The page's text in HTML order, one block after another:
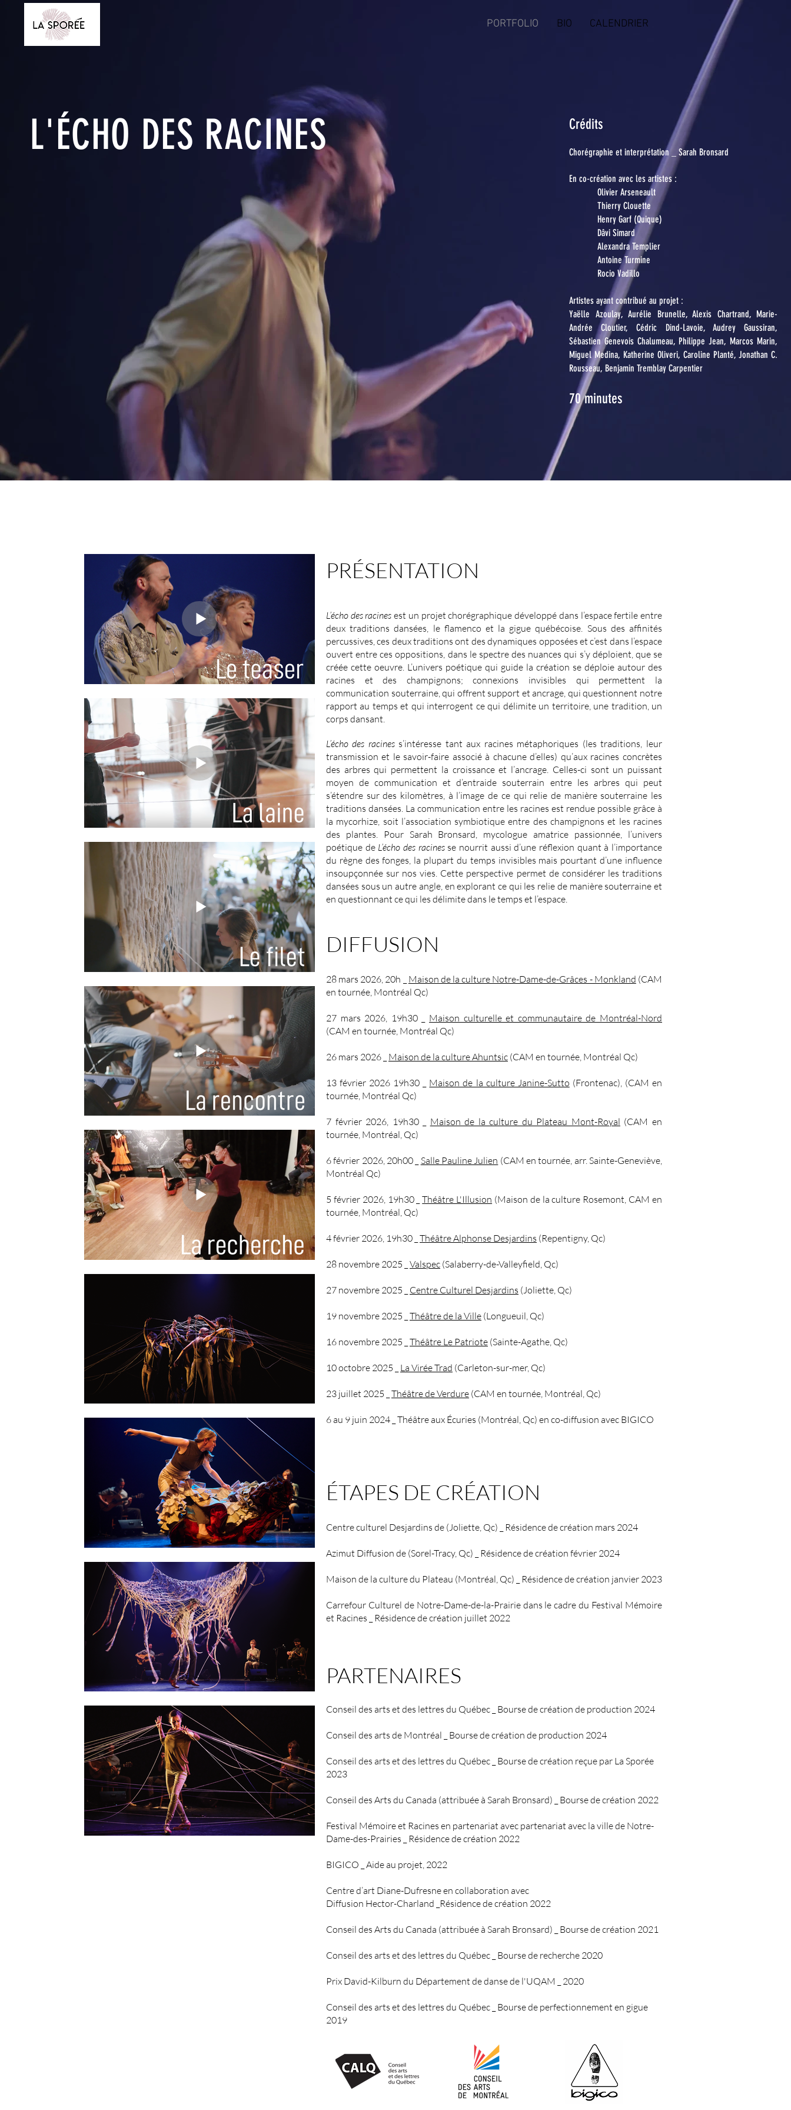
PORTFOLIO BIO CALENDRIER
L'ÉCHO DES RACINES Crédits
Chorégraphie et interprétation _ Sarah Bronsard
En co-création avec les artistes :
Olivier Arseneault
Thierry Clouette
Henry Garf (Quique)
Dâvi Simard
Alexandra Templier
Antoine Turmine
Rocio Vadillo
Artistes ayant contribué au projet :
Yaëlle Azoulay, Aurélie Brunelle, Alexis Chartrand, Marie-
Andrée Cloutier, Cédric Dind-Lavoie, Audrey Gaussiran,
Sébastien Genevois Chalumeau, Philippe Jean, Marcos Marin,
Miguel Medina, Katherine Oliveri, Caroline Planté, Jonathan C.
Rousseau, Benjamin Tremblay Carpentier
70 minutes
PRÉSENTATION
L’écho des racines est un projet chorégraphique développé dans l’espace fertile entre
deux traditions dansées, le flamenco et la gigue québécoise. Sous des affinités
percussives, ces deux traditions ont des dynamiques opposées et c’est dans l’espace
ouvert entre ces oppositions, dans le spectre des nuances qui s’y déploient, que se
créée cette oeuvre. L’univers poétique qui guide la création se déploie autour des
racines et des champignons; connexions invisibles qui permettent la
communication souterraine, qui offrent support et ancrage, qui questionnent notre
rapport au temps et qui interrogent ce qui délimite un territoire, une tradition, un
corps dansant.
L’écho des raciness’intéresse tant aux racines métaphoriques (les traditions, leur
transmission et le savoir-faire associé à chacune d’elles) qu’aux racines concrètes
des arbres qui permettent la croissance et l’ancrage. Celles-ci sont un puissant
moyen de communication et d’entraide souterrain entre les arbres qui peut
s’étendre sur des kilomètres, à l’image de ce qui relie de manière souterraine les
traditions dansées. La communication entre les racines est rendue possible grâce à
la mycorhize, soit l’association symbiotique entre des champignons et les racines
des plantes. Pour Sarah Bronsard, mycologue amatrice passionnée, l’univers
poétique de L’écho des racinesse nourrit aussi d’une réflexion quant à l’importance
du règne des fonges, la plupart du temps invisibles mais pourtant d’une influence
insoupçonnée sur nos vies. Cette perspective permet de considérer les traditions
dansées sous un autre angle, en explorant ce qui les relie de manière souterraine et
en questionnant ce qui les délimite dans le temps et l’espace.
DIFFUSION
28 mars 2026, 20h _ Maison de la culture Notre-Dame-de-Grâces - Monkland (CAM
en tournée, Montréal Qc)
27 mars 2026, 19h30 _ Maison culturelle et communautaire de Montréal-Nord
(CAM en tournée, Montréal Qc)
26 mars 2026 _ Maison de la culture Ahuntsic(CAM en tournée, Montréal Qc)
13 février 2026 19h30 _ Maison de la culture Janine-Sutto (Frontenac), (CAM en
tournée, Montréal Qc)
7 février 2026, 19h30 _ Maison de la culture du Plateau Mont-Royal (CAM en
tournée, Montréal, Qc)
6 février 2026, 20h00 _ Salle Pauline Julien (CAM en tournée, arr. Sainte-Geneviève,
Montréal Qc)
5 février 2026, 19h30 _Théâtre L'Illusion (Maison de la culture Rosemont, CAM en
tournée, Montréal, Qc)
4 février 2026, 19h30 _ Théâtre Alphonse Desjardins (Repentigny, Qc)
28 novembre 2025 _ Valspec(Salaberry-de-Valleyfield, Qc)
27 novembre 2025 _ Centre Culturel Desjardins (Joliette, Qc)
19 novembre 2025 _ Théâtre de la Ville(Longueuil, Qc)
16 novembre 2025 _ Théâtre Le Patriote(Sainte-Agathe, Qc)
10 octobre 2025 _ La Virée Trad (Carleton-sur-mer, Qc)
23 juillet 2025 _ Théâtre de Verdure(CAM en tournée, Montréal, Qc)
6 au 9 juin 2024 _ Théâtre aux Écuries (Montréal, Qc) en co-diffusion avec BIGICO
ÉTAPES DE CRÉATION
Centre culturel Desjardins de (Joliette, Qc) _ Résidence de création mars 2024
Azimut Diffusion de (Sorel-Tracy, Qc) _ Résidence de création février 2024
Maison de la culture du Plateau (Montréal, Qc) _ Résidence de création janvier 2023
Carrefour Culturel de Notre-Dame-de-la-Prairie dans le cadre du Festival Mémoire
et Racines _ Résidence de création juillet 2022
PARTENAIRES
Conseil des arts et des lettres du Québec _ Bourse de création de production 2024
Conseil des arts de Montréal _ Bourse de création de production 2024
Conseil des arts et des lettres du Québec _ Bourse de création reçue par La Sporée
2023
Conseil des Arts du Canada (attribuée à Sarah Bronsard) _ Bourse de création 2022
Festival Mémoire et Racines en partenariat avec partenariat avec la ville de Notre-
Dame-des-Prairies _ Résidence de création 2022
BIGICO _ Aide au projet, 2022
Centre d’art Diane-Dufresne en collaboration avec
Diffusion Hector-Charland _Résidence de création 2022
Conseil des Arts du Canada (attribuée à Sarah Bronsard) _ Bourse de création 2021
Conseil des arts et des lettres du Québec _ Bourse de recherche 2020
Prix David-Kilburn du Département de danse de l'UQAM _ 2020
Conseil des arts et des lettres du Québec _ Bourse de perfectionnement en gigue
2019